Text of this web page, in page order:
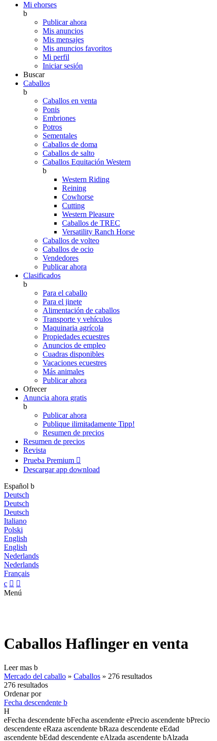
Mi ehorses
b
Publicar ahora
Mis anuncios
Mis mensajes
Mis anuncios favoritos
Mi perfil
Iniciar sesión
Buscar
Caballos
b
Caballos en venta
Ponis
Embriones
Potros
Sementales
Caballos de doma
Caballos de salto
Caballos Equitación Western
b
Western Riding
Reining
Cowhorse
Cutting
Western Pleasure
Caballos de TREC
Versatility Ranch Horse
Caballos de volteo
Caballos de ocio
Vendedores
Publicar ahora
Clasificados
b
Para el caballo
Para el jinete
Alimentación de caballos
Transporte y vehículos
Maquinaria agrícola
Propiedades ecuestres
Anuncios de empleo
Cuadras disponibles
Vacaciones ecuestres
Más animales
Publicar ahora
Ofrecer
Anuncia ahora gratis
b
Publicar ahora
Publique ilimitadamente Tipp!
Resumen de precios
Resumen de precios
Revista
Prueba Premium 
Descargar app download
Español b
Deutsch
Deutsch
Deutsch
Italiano
Polski
English
English
Nederlands
Nederlands
Français
c  
Menú
Caballos Haflinger en venta
Leer mas b
Mercado del caballo » Caballos » 276 resultados
276 resultados
Ordenar por
Fecha descendente b
H
eFecha descendente bFecha ascendente ePrecio ascendente bPrecio
descendente eRaza ascendente bRaza descendente eEdad
ascendente bEdad descendente eAlzada ascendente bAlzada